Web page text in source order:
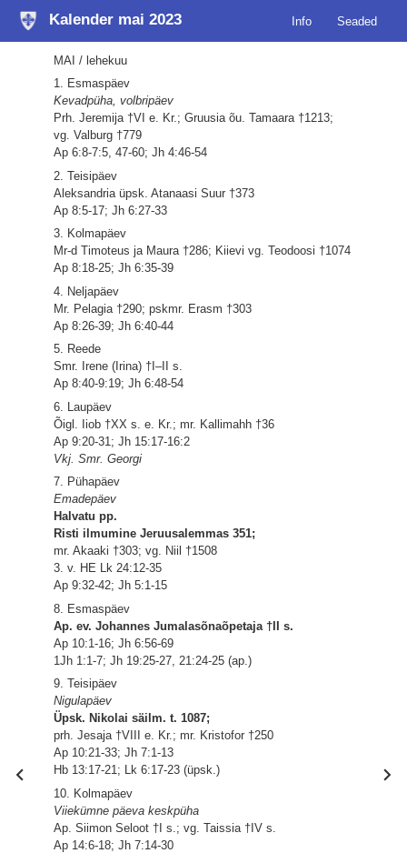
Kalender mai 2023 Info Seaded
MAI / lehekuu
1. Esmaspäev
Kevadpüha, volbripäev
Prh. Jeremija †VI e. Kr.; Gruusia õu. Tamaara †1213;
vg. Valburg †779
Ap 6:8-7:5, 47-60; Jh 4:46-54
2. Teisipäev
Aleksandria üpsk. Atanaasi Suur †373
Ap 8:5-17; Jh 6:27-33
3. Kolmapäev
Mr-d Timoteus ja Maura †286; Kiievi vg. Teodoosi †1074
Ap 8:18-25; Jh 6:35-39
4. Neljapäev
Mr. Pelagia †290; pskmr. Erasm †303
Ap 8:26-39; Jh 6:40-44
5. Reede
Smr. Irene (Irina) †I–II s.
Ap 8:40-9:19; Jh 6:48-54
6. Laupäev
Õigl. Iiob †XX s. e. Kr.; mr. Kallimahh †36
Ap 9:20-31; Jh 15:17-16:2
Vkj. Smr. Georgi
7. Pühapäev
Emadepäev
Halvatu pp.
Risti ilmumine Jeruusalemmas 351;
mr. Akaaki †303; vg. Niil †1508
3. v. HE Lk 24:12-35
Ap 9:32-42; Jh 5:1-15
8. Esmaspäev
Ap. ev. Johannes Jumalasõnaõpetaja †II s.
Ap 10:1-16; Jh 6:56-69
1Jh 1:1-7; Jh 19:25-27, 21:24-25 (ap.)
9. Teisipäev
Nigulapäev
Üpsk. Nikolai säilm. t. 1087;
prh. Jesaja †VIII e. Kr.; mr. Kristofor †250
Ap 10:21-33; Jh 7:1-13
Hb 13:17-21; Lk 6:17-23 (üpsk.)
10. Kolmapäev
Viiekümne päeva keskpüha
Ap. Siimon Seloot †I s.; vg. Taissia †IV s.
Ap 14:6-18; Jh 7:14-30